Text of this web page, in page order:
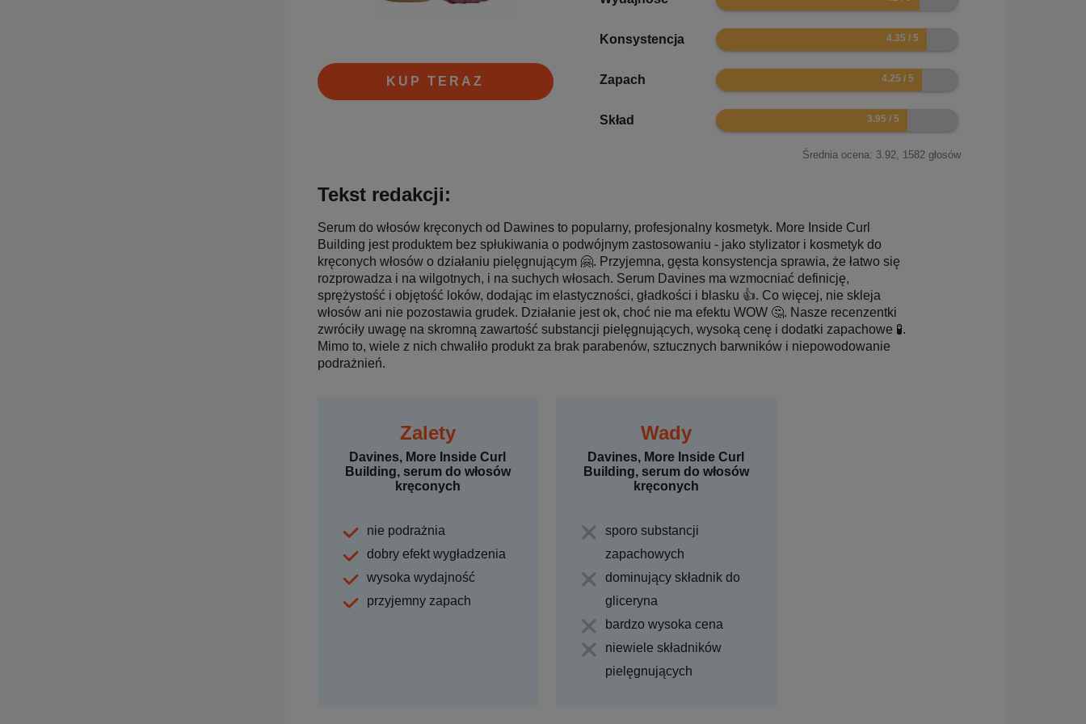
KUP TERAZ
Konsystencja 8.7
Zapach 8.5
Skład 7.9
Średnia ocena: 3.92, 1582 głosów
Tekst redakcji:
Serum do włosów kręconych od Dawines to popularny, profesjonalny kosmetyk. More Inside Curl
Building jest produktem bez spłukiwania o podwójnym zastosowaniu - jako stylizator i kosmetyk do
kręconych włosów o działaniu pielęgnującym 🤗. Przyjemna, gęsta konsystencja sprawia, że łatwo się
rozprowadza i na wilgotnych, i na suchych włosach. Serum Davines ma wzmocniać definicję,
sprężystość i objętość loków, dodając im elastyczności, gładkości i blasku 👍. Co więcej, nie skleja
włosów ani nie pozostawia grudek. Działanie jest ok, choć nie ma efektu WOW 🤔. Nasze recenzentki
zwróciły uwagę na skromną zawartość substancji pielęgnujących, wysoką cenę i dodatki zapachowe 🧪.
Mimo to, wiele z nich chwaliło produkt za brak parabenów, sztucznych barwników i niepowodowanie
podrażnień.
Zalety
Davines, More Inside Curl
Building, serum do włosów
kręconych
nie podrażnia
dobry efekt wygładzenia
wysoka wydajność
przyjemny zapach
Wady
Davines, More Inside Curl
Building, serum do włosów
kręconych
sporo substancji
zapachowych
dominujący składnik do
gliceryna
bardzo wysoka cena
niewiele składników
pielęgnujących